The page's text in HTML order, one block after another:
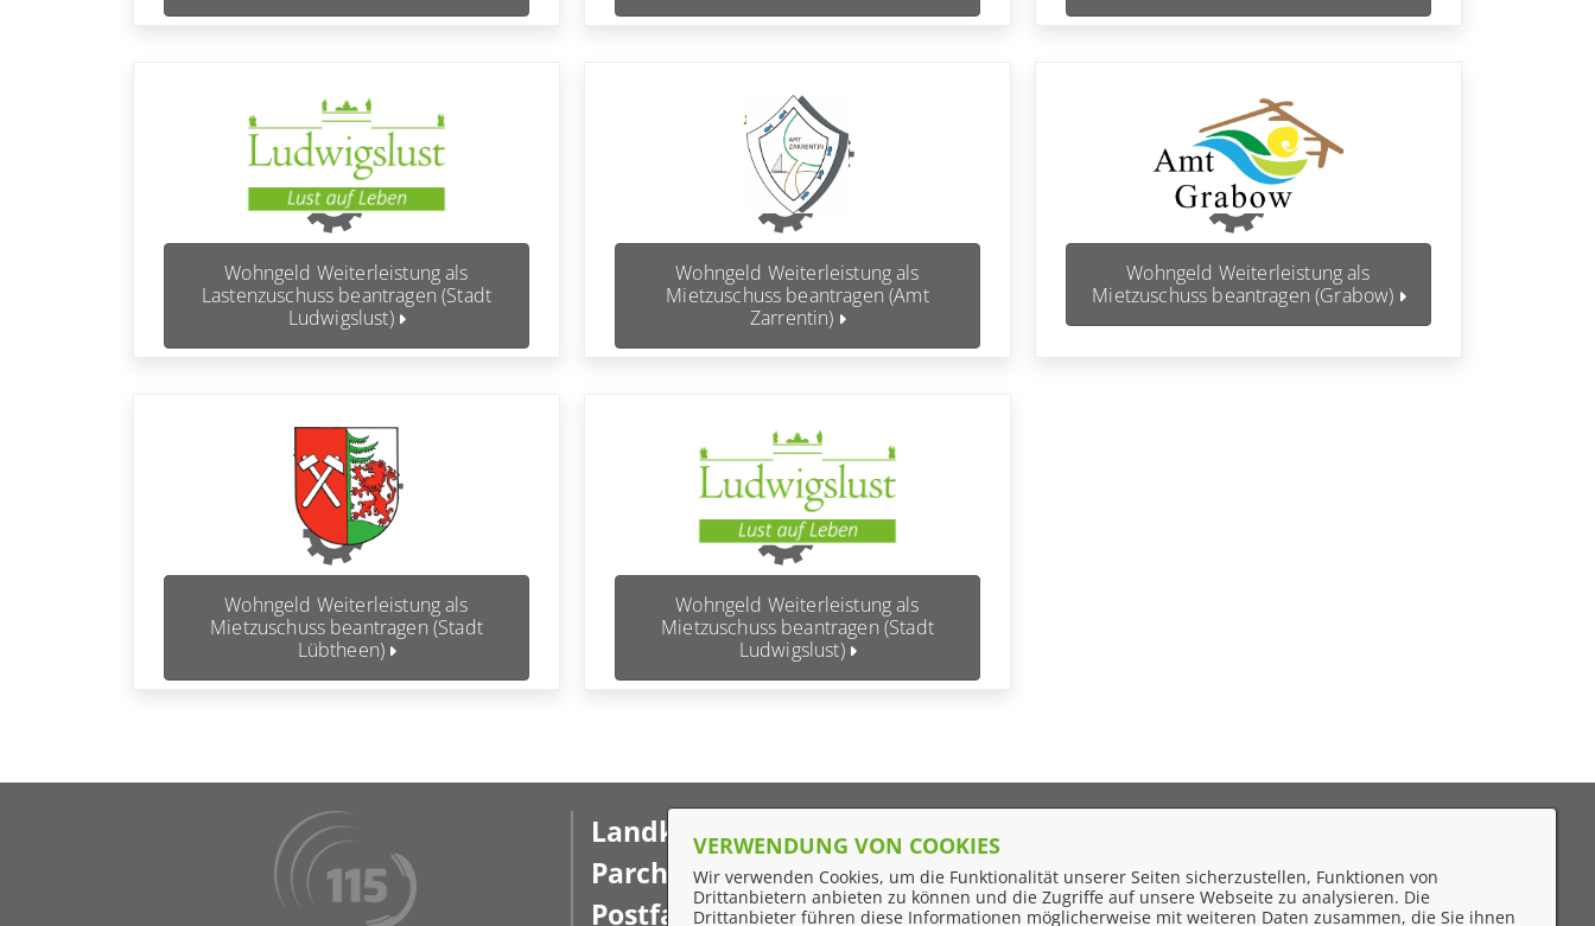
Wohngeld Weiterleistung als
Lastenzuschuss beantragen (Stadt
Ludwigslust)
Wohngeld Weiterleistung als
Mietzuschuss beantragen (Amt
Zarrentin)
Wohngeld Weiterleistung als
Mietzuschuss beantragen (Grabow)
Wohngeld Weiterleistung als
Mietzuschuss beantragen (Stadt
Lübtheen)
Wohngeld Weiterleistung als
Mietzuschuss beantragen (Stadt
Ludwigslust)
Landkreis Ludwigslust-
Parchim
Postfach 16 02 20
Impressum
VERWENDUNG VON COOKIES
Wir verwenden Cookies, um die Funktionalität unserer Seiten sicherzustellen, Funktionen von
Drittanbietern anbieten zu können und die Zugriffe auf unsere Webseite zu analysieren. Die
Drittanbieter führen diese Informationen möglicherweise mit weiteren Daten zusammen, die Sie ihnen